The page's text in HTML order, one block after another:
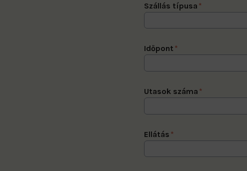
Szállás típusa *
Időpont *
Utasok száma *
Ellátás *